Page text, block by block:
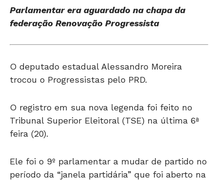
Parlamentar era aguardado na chapa da
federação Renovação Progressista
O deputado estadual Alessandro Moreira
trocou o Progressistas pelo PRD.
O registro em sua nova legenda foi feito no
Tribunal Superior Eleitoral (TSE) na última 6ª
feira (20).
Ele foi o 9º parlamentar a mudar de partido no
período da “janela partidária” que foi aberto na